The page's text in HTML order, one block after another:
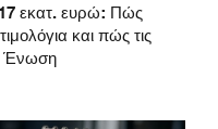
εκατ. ευρώ: Πώς
και πώς τις
Ένωση